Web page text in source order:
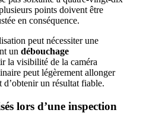
points doivent être
en conséquence.
peut nécessiter une
un débouchage
la visibilité de la caméra
peut légèrement allonger
un résultat fiable.
lors d’une inspection